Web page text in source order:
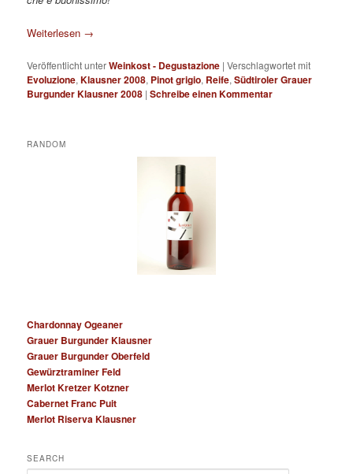
Weiterlesen →
Veröffentlicht unterWeinkost - Degustazione |Verschlagwortet mit
Evoluzione,Klausner 2008, Pinot grigio, Reife,Südtiroler Grauer
Burgunder Klausner 2008 |Schreibe einen Kommentar
RANDOM
Chardonnay Ogeaner
Grauer Burgunder Klausner
Grauer Burgunder Oberfeld
Gewürztraminer Feld
Merlot Kretzer Kotzner
Cabernet Franc Puit
Merlot Riserva Klausner
SEARCH